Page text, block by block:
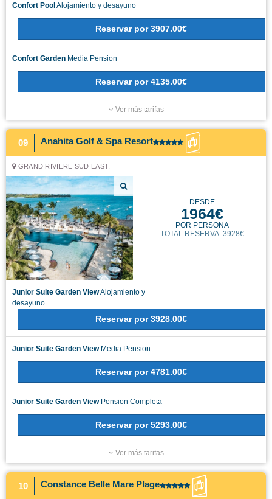
Confort PoolAlojamiento y desayuno
Reservar por 3907.00€
Confort Garden Media Pension
Reservar por 4135.00€
Ver más tarifas
09 Anahita Golf & Spa Resort
GRAND RIVIERE SUD EAST,
DESDE
1964€
POR PERSONA
TOTAL RESERVA: 3928€
Junior Suite Garden ViewAlojamiento y
desayuno
Reservar por 3928.00€
Junior Suite Garden ViewMedia Pension
Reservar por 4781.00€
Junior Suite Garden ViewPension Completa
Reservar por 5293.00€
Ver más tarifas
10 Constance Belle Mare Plage